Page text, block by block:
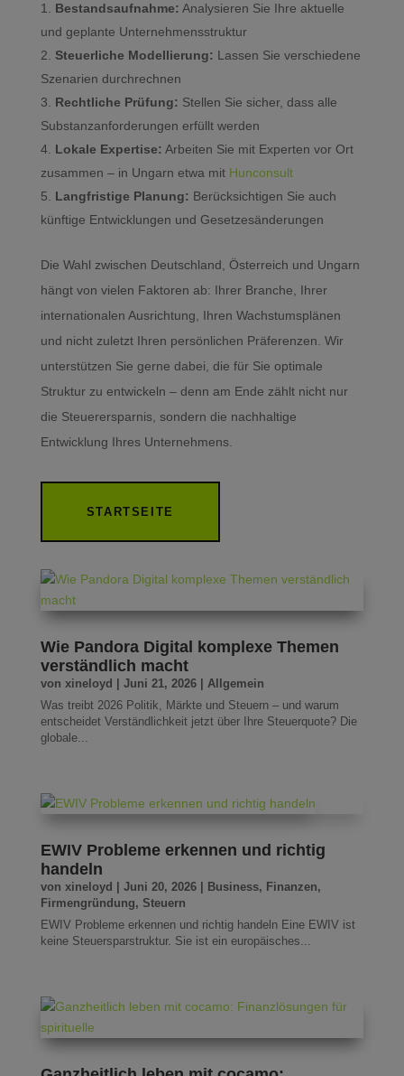
Bestandsaufnahme: Analysieren Sie Ihre aktuelle
und geplante Unternehmensstruktur
Steuerliche Modellierung: Lassen Sie verschiedene
Szenarien durchrechnen
Rechtliche Prüfung: Stellen Sie sicher, dass alle
Substanzanforderungen erfüllt werden
Lokale Expertise: Arbeiten Sie mit Experten vor Ort
zusammen – in Ungarn etwa mit Hunconsult
Langfristige Planung: Berücksichtigen Sie auch
künftige Entwicklungen und Gesetzesänderungen
Die Wahl zwischen Deutschland, Österreich und Ungarn
hängt von vielen Faktoren ab: Ihrer Branche, Ihrer
internationalen Ausrichtung, Ihren Wachstumsplänen
und nicht zuletzt Ihren persönlichen Präferenzen. Wir
unterstützen Sie gerne dabei, die für Sie optimale
Struktur zu entwickeln – denn am Ende zählt nicht nur
die Steuerersparnis, sondern die nachhaltige
Entwicklung Ihres Unternehmens.
STARTSEITE
Wie Pandora Digital komplexe Themen
verständlich macht
von xineloyd Juni 21, 2026| Allgemein
Was treibt 2026 Politik, Märkte und Steuern – und warum
entscheidet Verständlichkeit jetzt über Ihre Steuerquote? Die
globale...
EWIV Probleme erkennen und richtig
handeln
von xineloyd Juni 20, 2026| Business, Finanzen,
Firmengründung, Steuern
EWIV Probleme erkennen und richtig handeln Eine EWIV ist
keine Steuersparstruktur. Sie ist ein europäisches...